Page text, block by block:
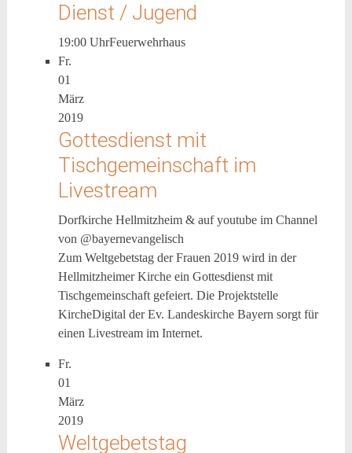
Dienst / Jugend
19:00 UhrFeuerwehrhaus
Fr.
01
März
2019
Gottesdienst mit
Tischgemeinschaft im
Livestream
Dorfkirche Hellmitzheim & auf youtube im Channel
von @bayernevangelisch
Zum Weltgebetstag der Frauen 2019 wird in der
Hellmitzheimer Kirche ein Gottesdienst mit
Tischgemeinschaft gefeiert. Die Projektstelle
KircheDigital der Ev. Landeskirche Bayern sorgt für
einen Livestream im Internet.
Fr.
01
März
2019
Weltgebetstag